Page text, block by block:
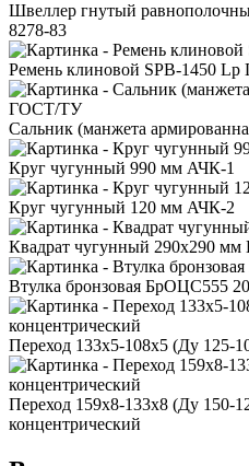
Швеллер гнутый
8278-83
Ремень клиновой SPB-1450
Сальник (манжета
Круг чугунный 990 мм АЧК-1
Круг чугунный 120 мм АЧК-2
Квадрат чугунный 290x290 мм
Втулка бронзовая БрОЦС555
Переход 133x5-108x5 (Ду 125-
Переход 159x8-133x8 (Ду 150-
концентрический